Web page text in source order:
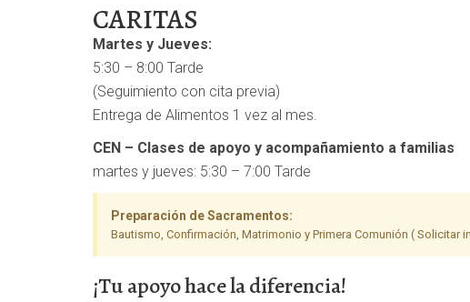
CARITAS
Martes y Jueves:
5:30 – 8:00 Tarde
(Seguimiento con cita previa)
Entrega de Alimentos 1 vez al mes.
CEN – Clases de apoyo y acompañamiento a familias
martes y jueves: 5:30 – 7:00 Tarde
Preparación de Sacramentos:
Bautismo, Confirmación, Matrimonio y Primera Comunión ( Solicitar
¡Tu apoyo hace la diferencia!